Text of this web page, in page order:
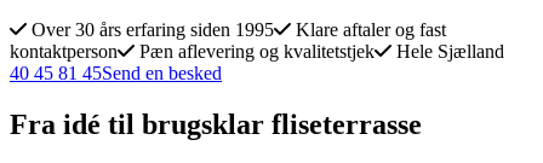
Over 30 års erfaring siden 1995
Klare aftaler og fast
kontaktperson
Pæn aflevering og kvalitetstjek
Hele Sjælland
40 45 81 45Send en besked
Fra idé til brugsklar fliseterrasse